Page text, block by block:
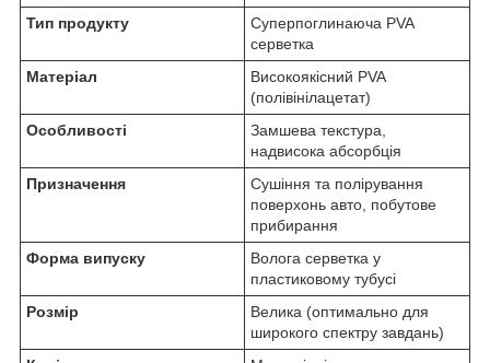
Тип продукту
Суперпоглинаюча PVA
серветка
Матеріал
Високоякісний PVA
(полівінілацетат)
Особливості
Замшева текстура,
надвисока абсорбція
Призначення
Сушіння та полірування
поверхонь авто, побутове
прибирання
Форма випуску
Волога серветка у
пластиковому тубусі
Розмір
Велика (оптимально для
широкого спектру завдань)